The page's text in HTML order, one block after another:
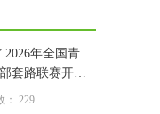
2026年全国青
套路联赛开赛
： 229